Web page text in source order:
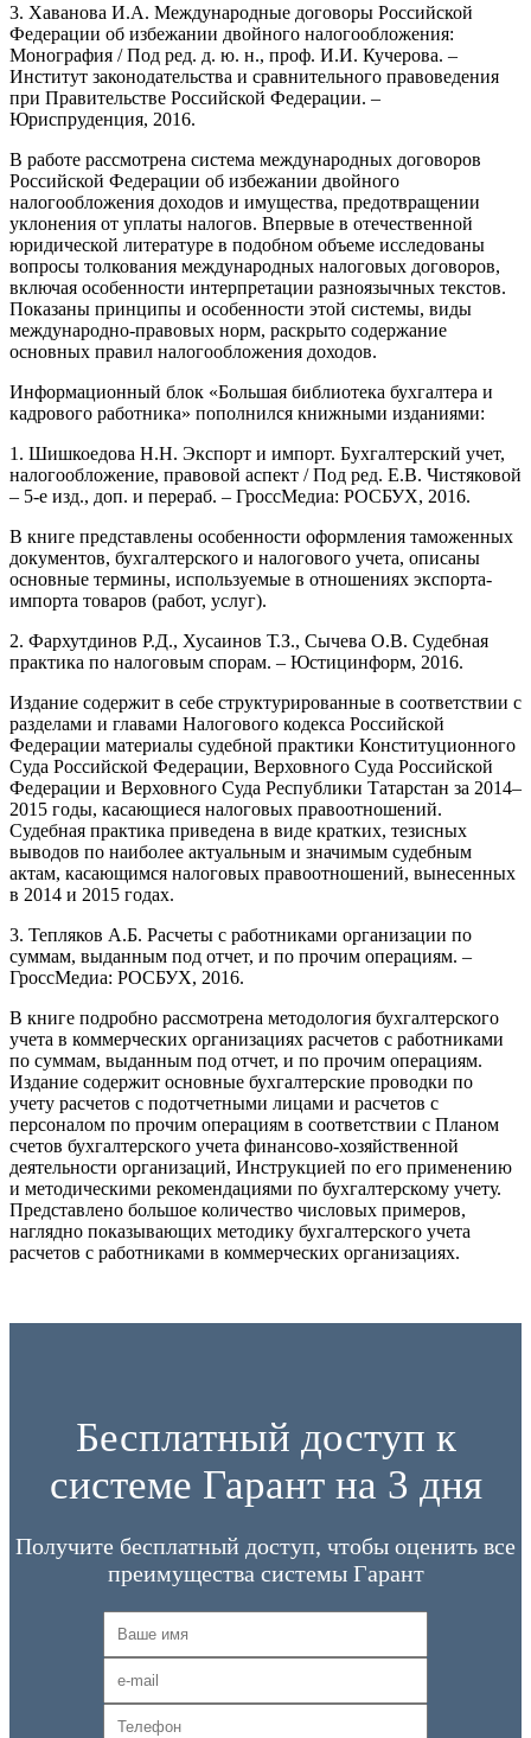
3. Хаванова И.А. Международные договоры Российской
Федерации об избежании двойного налогообложения:
Монография / Под ред. д. ю. н., проф. И.И. Кучерова. –
Институт законодательства и сравнительного правоведения
при Правительстве Российской Федерации. –
Юриспруденция, 2016.
В работе рассмотрена система международных договоров
Российской Федерации об избежании двойного
налогообложения доходов и имущества, предотвращении
уклонения от уплаты налогов. Впервые в отечественной
юридической литературе в подобном объеме исследованы
вопросы толкования международных налоговых договоров,
включая особенности интерпретации разноязычных текстов.
Показаны принципы и особенности этой системы, виды
международно-правовых норм, раскрыто содержание
основных правил налогообложения доходов.
Информационный блок «Большая библиотека бухгалтера и
кадрового работника» пополнился книжными изданиями:
1. Шишкоедова Н.Н. Экспорт и импорт. Бухгалтерский учет,
налогообложение, правовой аспект / Под ред. Е.В. Чистяковой
– 5-е изд., доп. и перераб. – ГроссМедиа: РОСБУХ, 2016.
В книге представлены особенности оформления таможенных
документов, бухгалтерского и налогового учета, описаны
основные термины, используемые в отношениях экспорта-
импорта товаров (работ, услуг).
2. Фархутдинов Р.Д., Хусаинов Т.З., Сычева О.В. Судебная
практика по налоговым спорам. – Юстицинформ, 2016.
Издание содержит в себе структурированные в соответствии с
разделами и главами Налогового кодекса Российской
Федерации материалы судебной практики Конституционного
Суда Российской Федерации, Верховного Суда Российской
Федерации и Верховного Суда Республики Татарстан за 2014–
2015 годы, касающиеся налоговых правоотношений.
Судебная практика приведена в виде кратких, тезисных
выводов по наиболее актуальным и значимым судебным
актам, касающимся налоговых правоотношений, вынесенных
в 2014 и 2015 годах.
3. Тепляков А.Б. Расчеты с работниками организации по
суммам, выданным под отчет, и по прочим операциям. –
ГроссМедиа: РОСБУХ, 2016.
В книге подробно рассмотрена методология бухгалтерского
учета в коммерческих организациях расчетов с работниками
по суммам, выданным под отчет, и по прочим операциям.
Издание содержит основные бухгалтерские проводки по
учету расчетов с подотчетными лицами и расчетов с
персоналом по прочим операциям в соответствии с Планом
счетов бухгалтерского учета финансово-хозяйственной
деятельности организаций, Инструкцией по его применению
и методическими рекомендациями по бухгалтерскому учету.
Представлено большое количество числовых примеров,
наглядно показывающих методику бухгалтерского учета
расчетов с работниками в коммерческих организациях.
Бесплатный доступ к
системе Гарант на 3 дня
Получите бесплатный доступ, чтобы оценить все
преимущества системы Гарант